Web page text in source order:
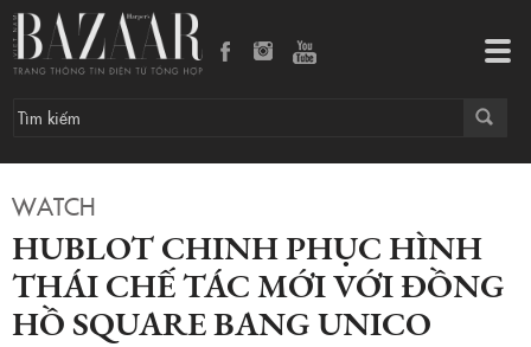
WATCH
HUBLOT CHINH PHỤC HÌNH
THÁI CHẾ TÁC MỚI VỚI ĐỒNG
HỒ SQUARE BANG UNICO